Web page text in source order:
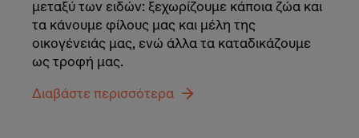
μεταξύ των ειδών: ξεχωρίζουμε κάποια ζώα και
τα κάνουμε φίλους μας και μέλη της
οικογένειάς μας, ενώ άλλα τα καταδικάζουμε
ως τροφή μας.
Διαβάστε περισσότερα